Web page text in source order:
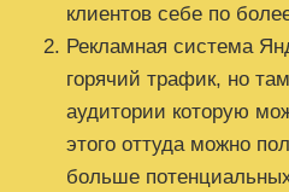
клиентов себе по
Рекламная система
горячий трафик, но
аудитории которую
этого оттуда можно
больше